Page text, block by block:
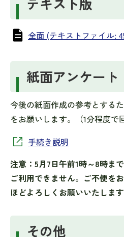
全面 (テキストファイル:
紙面アンケート
今後の紙面作成の参考とする
をお願いします。（1分程度で
手続き説明
注意：5月7日午前1時～8時ま
ご利用できません。ご不便を
ほどよろしくお願いいたします
その他